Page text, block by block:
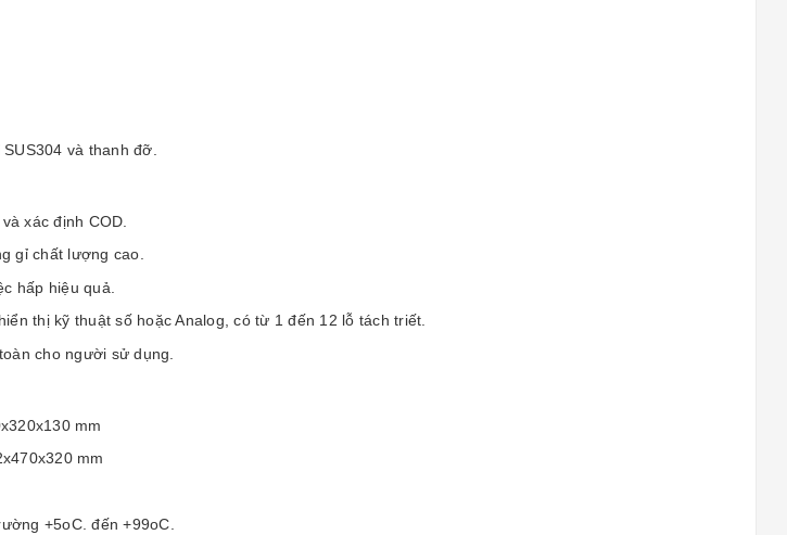
và thanh đỡ.
xác định COD.
gỉ chất lượng cao.
hấp hiệu quả.
thị kỹ thuật số hoặc Analog, có từ 1 đến 12 lỗ tách triết.
cho người sử dụng.
mm
mm
+5oC. đến +99oC.